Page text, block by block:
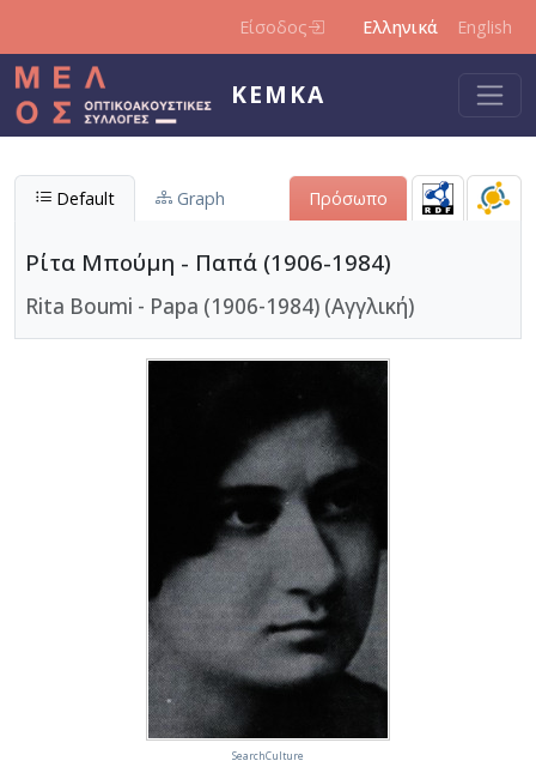
Είσοδος Ελληνικά English
ΚΕΜΚΑ
Default Graph Πρόσωπο
Ρίτα Μπούμη - Παπά (1906-1984)
Rita Boumi - Papa (1906-1984) (Αγγλική)
SearchCulture